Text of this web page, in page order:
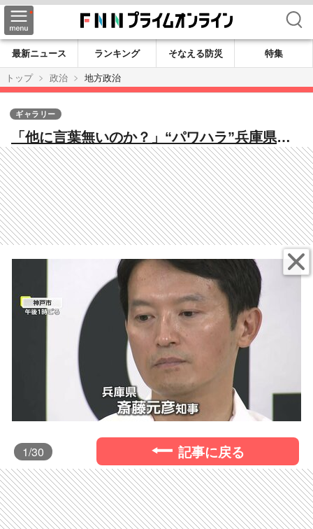
検索
最新ニュース ランキング そなえる防災
特集
トップ
政治 地方政治
「他に言葉無いのか？」“パワハラ”兵庫県知
事に記者から厳しい質問 「辞職要求」相次
ぐも…改めて辞任否定
ギャラリー
1/30 記事に戻る